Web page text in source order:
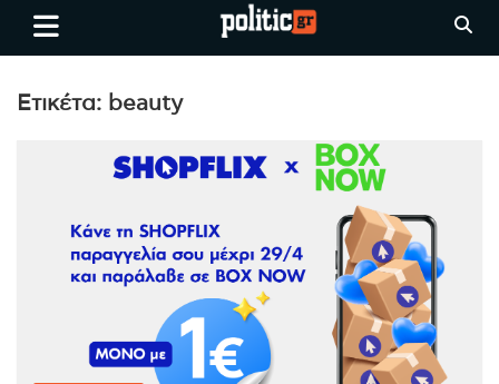
Skip
Ειδήσεις απο τη
Θεσσαλονίκη, την Ελλάδα και
όλο τον Κόσμο
politic.gr
Ετικέτα: beauty